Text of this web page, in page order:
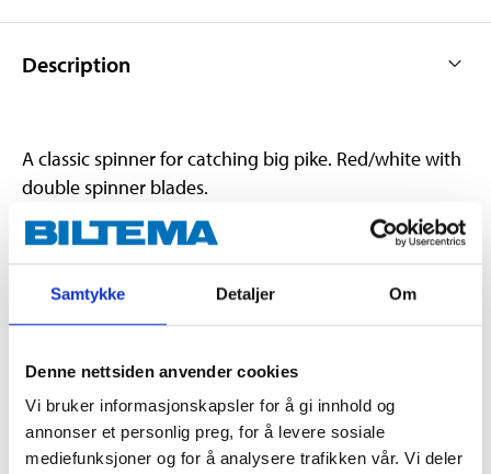
Samtykke Detaljer Om
Denne nettsiden anvender cookies
Vi bruker informasjonskapsler for å gi innhold og
annonser et personlig preg, for å levere sosiale
mediefunksjoner og for å analysere trafikken vår. Vi deler
Description
A classic spinner for catching big pike. Red/white with
double spinner blades.
Technical specifications
Material
Zinc
Colour
Red/white
Type of fishing
Lake fishing